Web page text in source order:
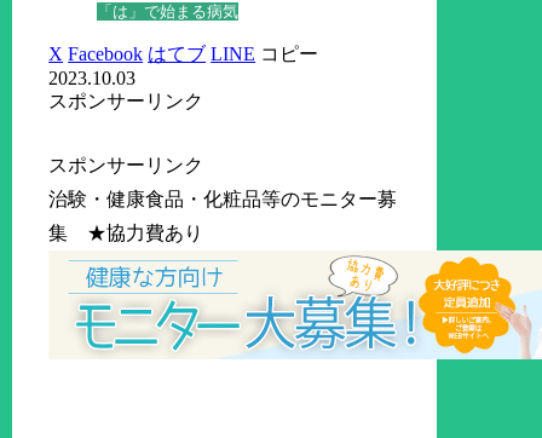
「は」で始まる病気
X Facebook はてブ LINE コピー
2023.10.03
スポンサーリンク
スポンサーリンク
治験・健康食品・化粧品等のモニター募
集 ★協力費あり